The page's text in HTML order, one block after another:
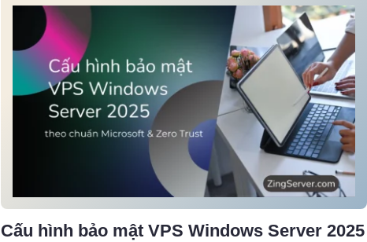
Cấu hình bảo mật VPS Windows Server 2025